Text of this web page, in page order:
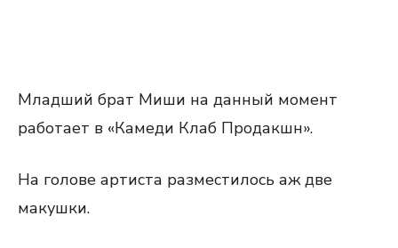
Младший брат Миши на данный момент
работает в «Камеди Клаб Продакшн».
На голове артиста разместилось аж две
макушки.